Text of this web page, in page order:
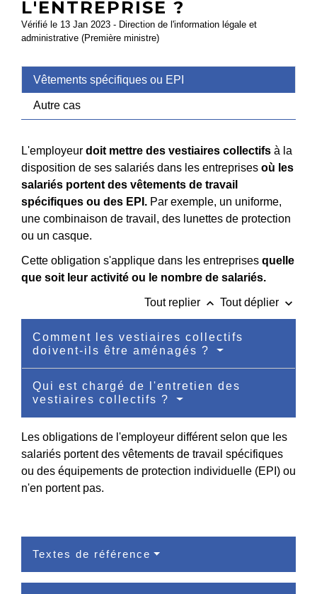
L'ENTREPRISE ?
Vérifié le 13 Jan 2023 - Direction de l'information légale et
administrative (Première ministre)
Vêtements spécifiques ou EPI
Autre cas
L'employeur doit mettre des vestiaires collectifs à la
disposition de ses salariés dans les entreprises où les
salariés portent des vêtements de travail
spécifiques ou des EPI. Par exemple, un uniforme,
une combinaison de travail, des lunettes de protection
ou un casque.
Cette obligation s'applique dans les entreprises quelle
que soit leur activité ou le nombre de salariés.
Tout replier keyboard_arrow_up Tout déplier keyboard_arrow_down
Comment les vestiaires collectifs
doivent-ils être aménagés ?
Qui est chargé de l'entretien des
vestiaires collectifs ?
Les obligations de l'employeur différent selon que les
salariés portent des vêtements de travail spécifiques
ou des équipements de protection individuelle (EPI) ou
n'en portent pas.
Textes de référence